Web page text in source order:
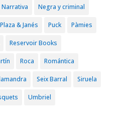
Narrativa Negra y criminal
Plaza & Janés Puck Pàmies
Reservoir Books
Roca Romántica
Seix Barral Siruela
Umbriel